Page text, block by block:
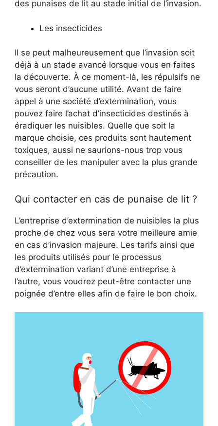
des punaises de lit au stade initial de l’invasion.
Les insecticides
Il se peut malheureusement que l’invasion soit
déjà à un stade avancé lorsque vous en faites
la découverte. À ce moment-là, les répulsifs ne
vous seront d’aucune utilité. Avant de faire
appel à une société d’extermination, vous
pouvez faire l’achat d’insecticides destinés à
éradiquer les nuisibles. Quelle que soit la
marque choisie, ces produits sont hautement
toxiques, aussi ne saurions-nous trop vous
conseiller de les manipuler avec la plus grande
précaution.
Qui contacter en cas de punaise de lit ?
L’entreprise d’extermination de nuisibles la plus
proche de chez vous sera votre meilleure amie
en cas d’invasion majeure. Les tarifs ainsi que
les produits utilisés pour le processus
d’extermination variant d’une entreprise à
l’autre, vous voudrez peut-être contacter une
poignée d’entre elles afin de faire le bon choix.